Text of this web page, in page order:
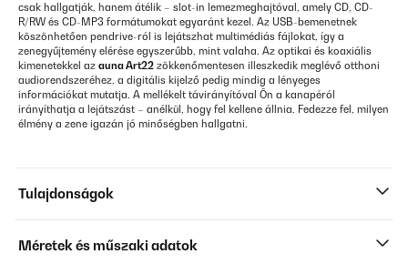
csak hallgatják, hanem átélik – slot-in lemezmeghajtóval, amely CD, CD-
R/RW és CD-MP3 formátumokat egyaránt kezel. Az USB-bemenetnek
köszönhetően pendrive-ról is lejátszhat multimédiás fájlokat, így a
zenegyűjtemény elérése egyszerűbb, mint valaha. Az optikai és koaxiális
kimenetekkel az auna Art22 zökkenőmentesen illeszkedik meglévő otthoni
audiorendszeréhez, a digitális kijelző pedig mindig a lényeges
információkat mutatja. A mellékelt távirányítóval Ön a kanapéról
irányíthatja a lejátszást – anélkül, hogy fel kellene állnia. Fedezze fel, milyen
élmény a zene igazán jó minőségben hallgatni.
Tulajdonságok
Méretek és műszaki adatok